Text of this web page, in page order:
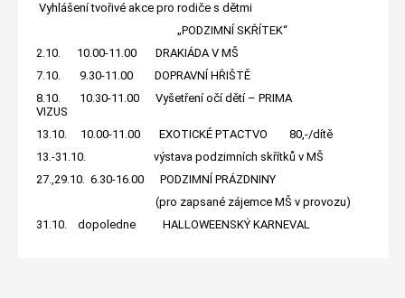
Vyhlášení tvořivé akce pro rodiče s dětmi
„PODZIMNÍ SKŘÍTEK“
2.10. 10.00-11.00 DRAKIÁDA V MŠ
7.10. 9.30-11.00 DOPRAVNÍ HŘIŠTĚ
8.10. 10.30-11.00 Vyšetření očí dětí – PRIMA
VIZUS
13.10. 10.00-11.00 EXOTICKÉ PTACTVO 80,-/dítě
13.-31.10. výstava podzimních skřítků v MŠ
27.,29.10. 6.30-16.00 PODZIMNÍ PRÁZDNINY
(pro zapsané zájemce MŠ v provozu)
31.10. dopoledne HALLOWEENSKÝ KARNEVAL